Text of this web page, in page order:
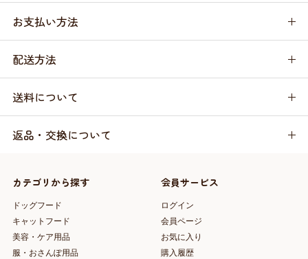
お支払い方法
配送方法
送料について
返品・交換について
カテゴリから探す
ドッグフード
キャットフード
美容・ケア用品
服・おさんぽ用品
会員サービス
ログイン
会員ページ
お気に入り
購入履歴